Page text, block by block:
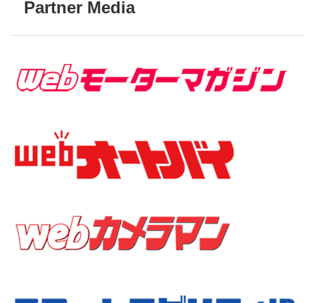
Partner Media